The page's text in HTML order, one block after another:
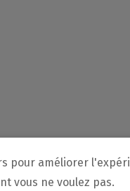
pour améliorer
vous ne voulez pas.